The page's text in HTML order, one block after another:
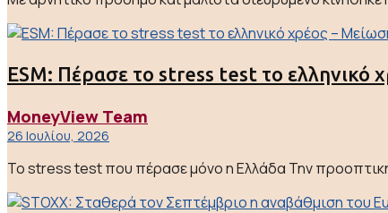
ESM: Πέρασε το stress test το ελληνικό
MoneyView Team
26 Ιουλίου, 2026
Το stress test που πέρασε μόνο η Ελλάδα Την προοπτική